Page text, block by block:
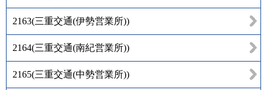
2163(三重交通(伊勢営業所))
2164(三重交通(南紀営業所))
2165(三重交通(中勢営業所))